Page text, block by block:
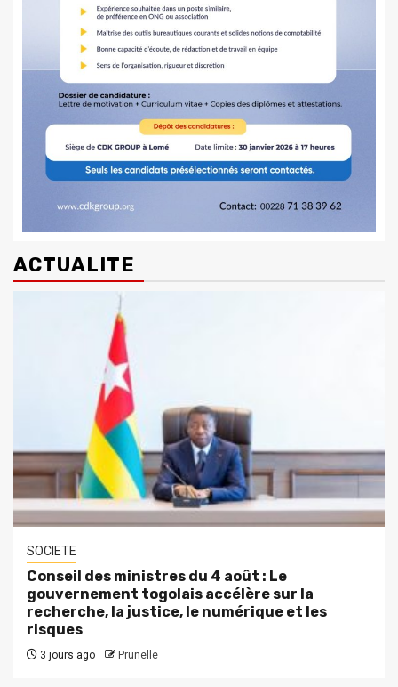
ACTUALITE
SOCIETE
Conseil des ministres du 4 août : Le
gouvernement togolais accélère sur la
recherche, la justice, le numérique et les
risques
3 jours ago Prunelle